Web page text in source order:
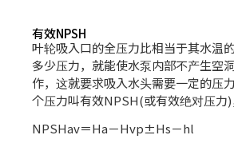
有效NPSH
叶轮吸入口的全压力比相当于其水温
多少压力，就能使水泵内部不产生空
作，这就要求吸入水头需要一定的压
个压力叫有效NPSH(或有效绝对压力)
NPSHav＝Ha－Hvp±Hs－hl